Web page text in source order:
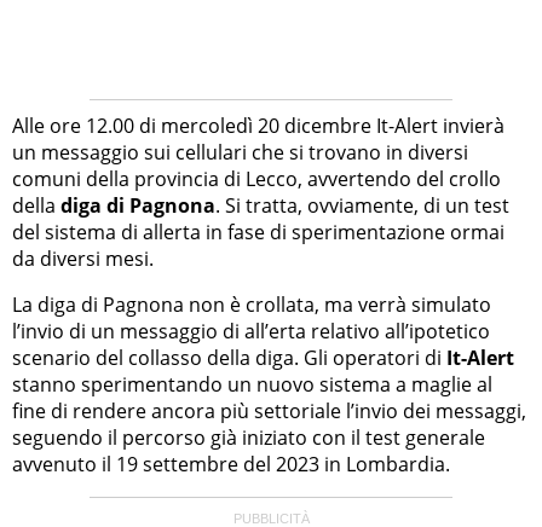
Alle ore 12.00 di mercoledì 20 dicembre It-Alert invierà
un messaggio sui cellulari che si trovano in diversi
comuni della provincia di Lecco, avvertendo del crollo
della diga di Pagnona. Si tratta, ovviamente, di un test
del sistema di allerta in fase di sperimentazione ormai
da diversi mesi.
La diga di Pagnona non è crollata, ma verrà simulato
l’invio di un messaggio di all’erta relativo all’ipotetico
scenario del collasso della diga. Gli operatori di It-Alert
stanno sperimentando un nuovo sistema a maglie al
fine di rendere ancora più settoriale l’invio dei messaggi,
seguendo il percorso già iniziato con il test generale
avvenuto il 19 settembre del 2023 in Lombardia.